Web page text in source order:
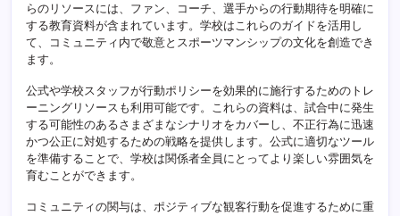
らのリソースには、ファン、コーチ、選手からの行動期待を明確に
する教育資料が含まれています。学校はこれらのガイドを活用し
て、コミュニティ内で敬意とスポーツマンシップの文化を創造でき
ます。
公式や学校スタッフが行動ポリシーを効果的に施行するためのトレ
ーニングリソースも利用可能です。これらの資料は、試合中に発生
する可能性のあるさまざまなシナリオをカバーし、不正行為に迅速
かつ公正に対処するための戦略を提供します。公式に適切なツール
を準備することで、学校は関係者全員にとってより楽しい雰囲気を
育むことができます。
コミュニティの関与は、ポジティブな観客行動を促進するために重